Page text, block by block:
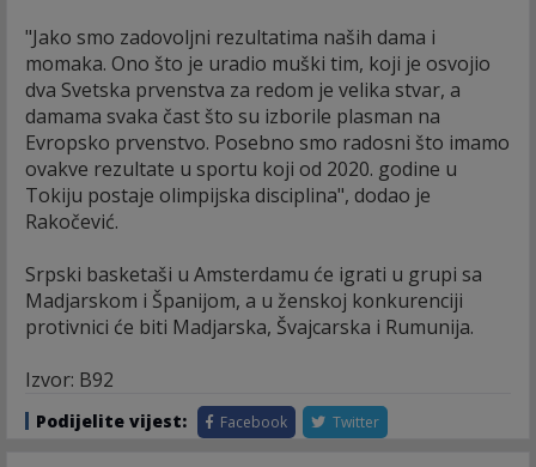
"Jako smo zadovoljni rezultatima naših dama i
momaka. Ono što je uradio muški tim, koji je osvojio
dva Svetska prvenstva za redom je velika stvar, a
damama svaka čast što su izborile plasman na
Evropsko prvenstvo. Posebno smo radosni što imamo
ovakve rezultate u sportu koji od 2020. godine u
Tokiju postaje olimpijska disciplina", dodao je
Rakočević.
Srpski basketaši u Amsterdamu će igrati u grupi sa
Madjarskom i Španijom, a u ženskoj konkurenciji
protivnici će biti Madjarska, Švajcarska i Rumunija.
Izvor: B92
Podijelite vijest: Facebook Twitter